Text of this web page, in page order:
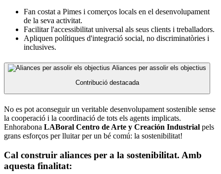
Fan costat a Pimes i comerços locals en el desenvolupament
de la seva activitat.
Facilitar l'accessibilitat universal als seus clients i treballadors.
Apliquen polítiques d'integració social, no discriminatòries i
inclusives.
Aliances per assolir els objectius
Contribució destacada
No es pot aconseguir un veritable desenvolupament sostenible sense
la cooperació i la coordinació de tots els agents implicats.
Enhorabona LABoral Centro de Arte y Creación Industrial pels
grans esforços per lluitar per un bé comú: la sostenibilitat!
Cal construir aliances per a la sostenibilitat. Amb
aquesta finalitat: